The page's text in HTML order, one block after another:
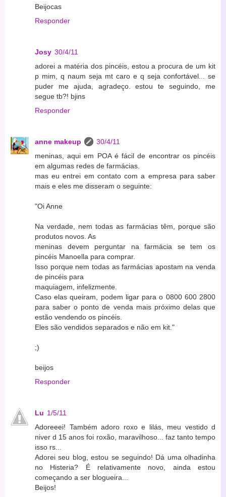
Beijocas
Responder
Josy 30/4/11
adorei a matéria dos pincéis, estou a procura de um kit
p mim, q naum seja mt caro e q seja confortável... se
puder me ajuda, agradeço. estou te seguindo, me
segue tb?! bjins
Responder
anne makeup
30/4/11
meninas, aqui em POA é fácil de encontrar os pincéis
em algumas redes de farmácias.
mas eu entrei em contato com a empresa para saber
mais e eles me disseram o seguinte:
"Oi Anne
Na verdade, nem todas as farmácias têm, porque são
produtos novos. As
meninas devem perguntar na farmácia se tem os
pincéis Manoella para comprar.
Isso porque nem todas as farmácias apostam na venda
de pincéis para
maquiagem, infelizmente.
Caso elas queiram, podem ligar para o 0800 600 2800
para saber o ponto de venda mais próximo delas que
estão vendendo os pincéis.
Eles são vendidos separados e não em kit."
;)
beijos
Responder
Lu 1/5/11
Adoreeei! Também adoro roxo e lilás, meu vestido d
niver d 15 anos foi roxão, maravilhoso... faz tanto tempo
isso rs...
Adorei seu blog, estou se seguindo! Dá uma olhadinha
no Histeria? É relativamente novo, ainda estou
começando a ser blogueira...
Beijos!